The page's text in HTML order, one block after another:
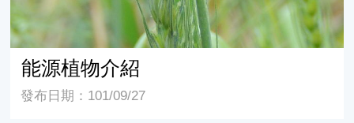
能源植物介紹
發布日期：101/09/27